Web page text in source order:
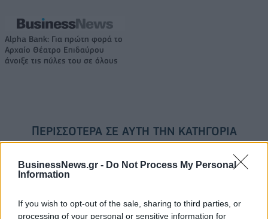
BusinessNews.gr - Do Not Process My Personal
Information
If you wish to opt-out of the sale, sharing to third parties, or
processing of your personal or sensitive information for
Alpha Bank: Για πρώτη φορά το
Αρχαίο Θέατρο Επιδαύρου
άνοιξε τις πύλες του σε όλους
ΠΕΡΙΣΣΌΤΕΡΑ ΣΕ ΑΥΤΉ ΤΗΝ ΚΑΤΗΓΟΡΊΑ